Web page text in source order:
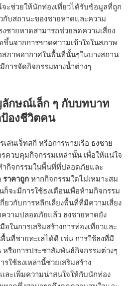
ช่วยให้นักท่องเที่ยวได้รับข้อมูลที่ถูก
กับสถานะของชายหาดและความ
ชายหาดสามารถช่วยลดความเสี่ยง
ขึ้นจากการขาดความเข้าใจในสภาพ
สภาพอากาศในพื้นที่นั้นๆในบางสถาน
การจัดกิจกรรมทางน้ำต่างๆ
กษณ์เล็ก ๆ กับบทบาท
องชีวิตคน
เล่นเจ็ทสกี หรือการพายเรือ ธงชาย
ควบคุมกิจกรรมเหล่านั้น เพื่อให้แน่ใจ
ำกิจกรรมในพื้นที่ที่ปลอดภัยและ
ราคาถูก หากกิจกรรมใดไม่เหมาะสม
จะมีการใช้ธงเตือนเพื่อห้ามกิจกรรม
ยวกับการหลีกเลี่ยงพื้นที่ที่มีความเสี่ยง
ความปลอดภัยแล้ว ธงชายหาดยัง
อในการเสริมสร้างการท่องเที่ยวและ
นที่ชายทะเลได้ดี เช่น การใช้ธงที่มี
รือการประชาสัมพันธ์กิจกรรมต่างๆ
ใช้ธงเหล่านี้ช่วยเสริมสร้าง
ละเพิ่มความน่าสนใจให้กับนักท่อง